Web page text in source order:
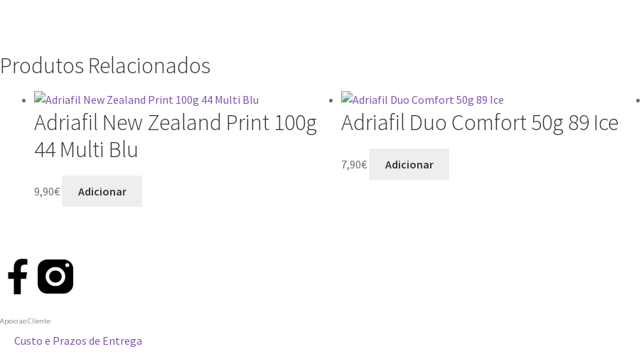
Produtos Relacionados
Adriafil New Zealand Print 100g
44 Multi Blu
9,90€ Adicionar
Adriafil Duo Comfort 50g 89 Ice
7,90€ Adicionar
Apoio ao Cliente
Custo e Prazos de Entrega